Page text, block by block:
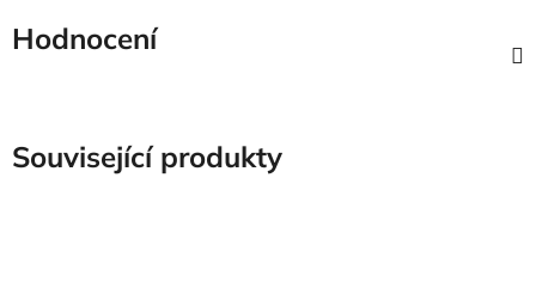
Hodnocení
Související produkty